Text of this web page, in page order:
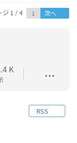
ジ 1 / 4 次へ
K
RSS